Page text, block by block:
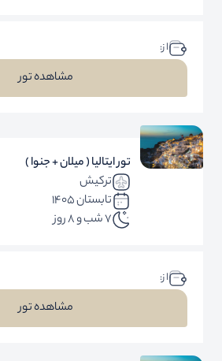
ا ز:
مشاهده تور
تور ایتالیا ( میلان + جنوا )
ترکیش
تابستان 1405
7 شب و 8 روز
ا ز:
مشاهده تور